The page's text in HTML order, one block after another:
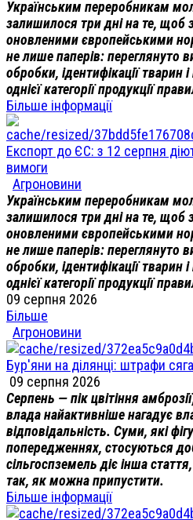
Українським переробникам
залишилося три дні на те, щоб
оновленими європейськими
не лише паперів: переглянуто
обробки, ідентифікації тварин
однієї категорії продукції
Більше інформації
Експорт до ЄС: з 12 серпня
вимоги
Агроновини
Українським переробникам
залишилося три дні на те, щоб
оновленими європейськими
не лише паперів: переглянуто
обробки, ідентифікації тварин
однієї категорії продукції
09 серпня 2026
Більше
Агроновини
Бур'яни на ділянці: штрафи
09 серпня 2026
Серпень — пік цвітіння
влада найактивніше нагадує
відповідальність. Суми, які
попередженнях, стосуються
сільгоспземель діє інша
так, як можна припустити.
Більше інформації